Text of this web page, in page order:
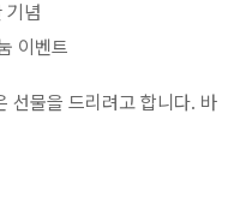
기념
이벤트
선물을 드리려고 합니다. 바